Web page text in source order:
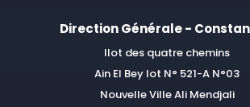
Direction Générale -
Ilot des quatre chemins
Ain El Bey lot N° 521-A N°03
Nouvelle Ville Ali Mendjali